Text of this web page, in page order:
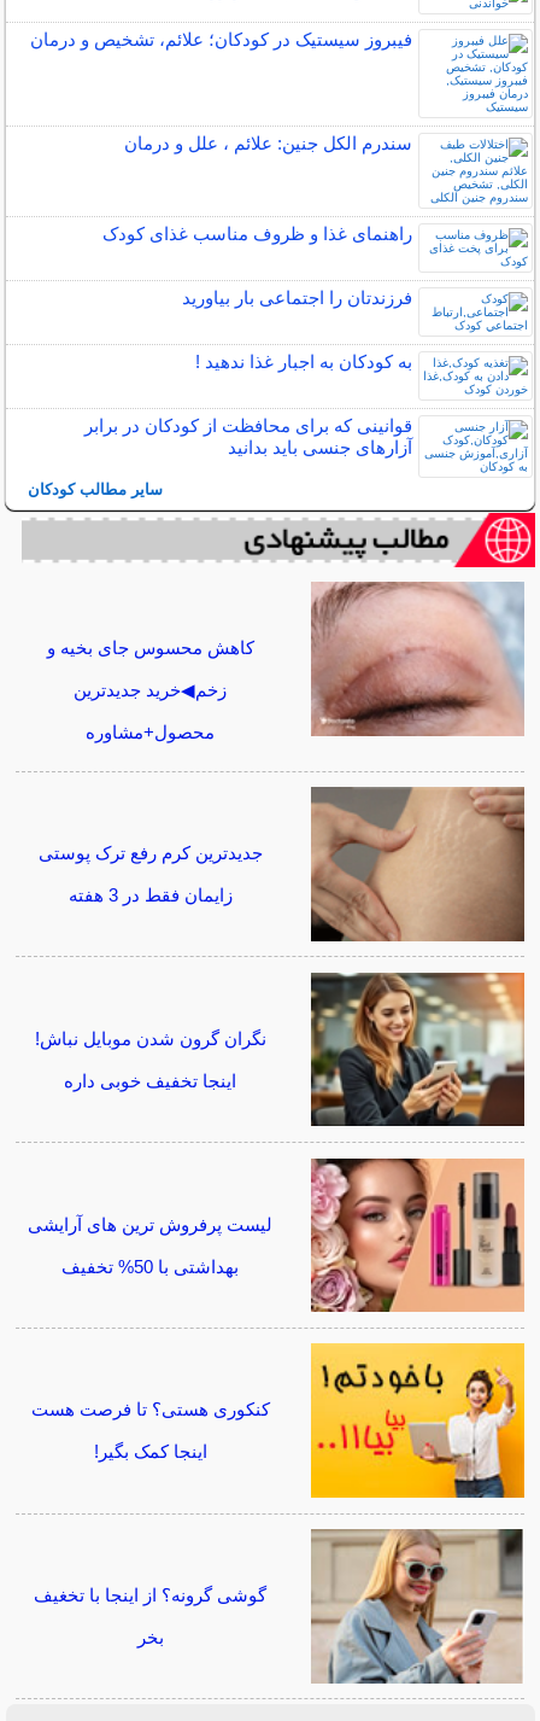
فیبروز سیستیک در کودکان؛ علائم، تشخیص و درمان
سندرم الکل جنین: علائم ، علل و درمان
راهنمای غذا و ظروف مناسب غذای کودک
فرزندتان را اجتماعی بار بیاورید
به کودکان به اجبار غذا ندهید !
قوانینی که برای محافظت از کودکان در برابر
آزارهای جنسی باید بدانید
سایر مطالب کودکان
کاهش محسوس جای بخیه و
زخم◀خرید جدیدترین
محصول+مشاوره
جدیدترین کرم رفع ترک پوستی
زایمان فقط در 3 هفته
نگران گرون شدن موبایل نباش!
اینجا تخفیف خوبی داره
لیست پرفروش ترین های آرایشی
بهداشتی با 50% تخفیف
کنکوری هستی؟ تا فرصت هست
اینجا کمک بگیر!
گوشی گرونه؟ از اینجا با تخغیف
بخر